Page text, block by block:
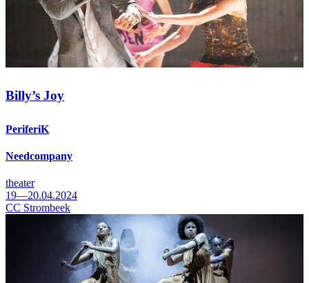
Billy’s Joy
PeriferiK
Needcompany
theater
19—20.04.2024
CC Strombeek